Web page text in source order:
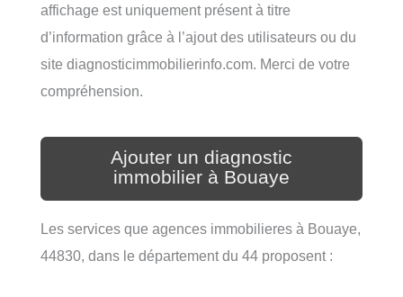
affichage est uniquement présent à titre
d’information grâce à l’ajout des utilisateurs ou du
site diagnosticimmobilierinfo.com. Merci de votre
compréhension.
Ajouter un diagnostic
immobilier à Bouaye
Les services que agences immobilieres à Bouaye,
44830, dans le département du 44 proposent :